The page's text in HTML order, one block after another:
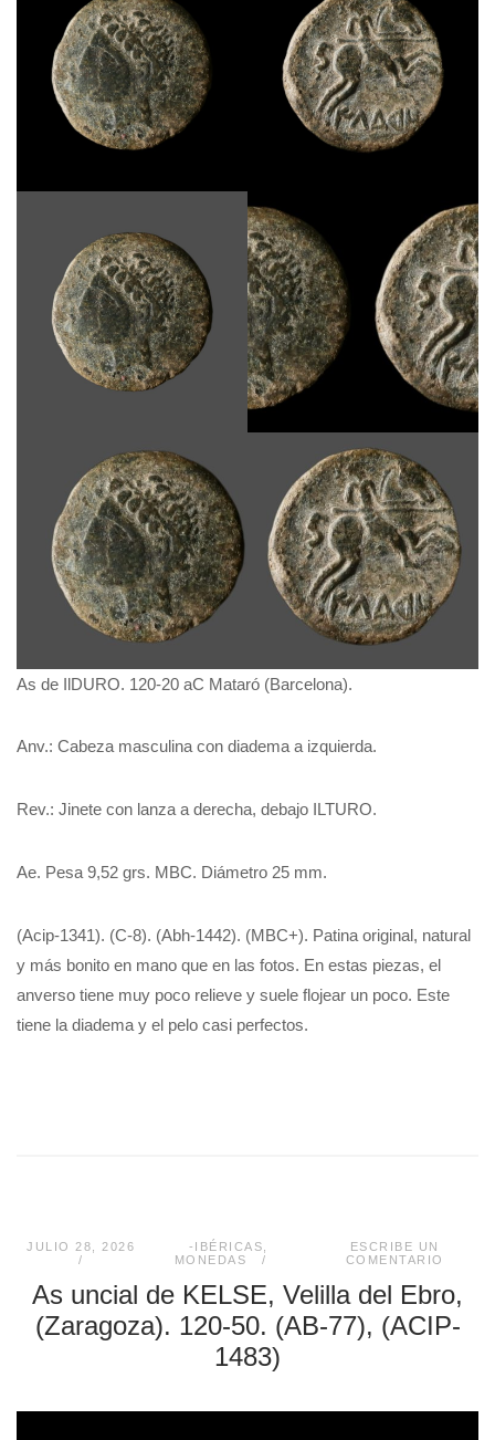
As de IlDURO. 120-20 aC Mataró (Barcelona).
Anv.: Cabeza masculina con diadema a izquierda.
Rev.: Jinete con lanza a derecha, debajo ILTURO.
Ae. Pesa 9,52 grs. MBC. Diámetro 25 mm.
(Acip-1341). (C-8). (Abh-1442). (MBC+). Patina original, natural
y más bonito en mano que en las fotos. En estas piezas, el
anverso tiene muy poco relieve y suele flojear un poco. Este
tiene la diadema y el pelo casi perfectos.
JULIO 28, 2026 -IBÉRICAS
MONEDAS
ESCRIBE UN
COMENTARIO
As uncial de KELSE, Velilla del Ebro,
(Zaragoza). 120-50. (AB-77), (ACIP-
1483)